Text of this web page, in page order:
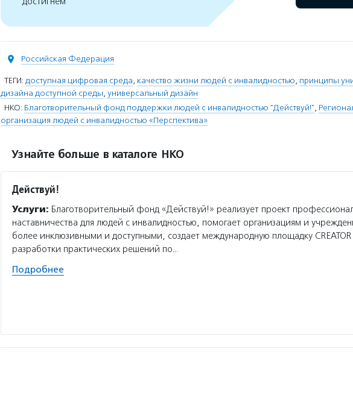
Российская Федерация
ТЕГИ: доступная цифровая среда, качество жизни людей с инвалидностью, принципы
дизайна доступной среды, универсальный дизайн
НКО: Благотворительный фонд поддержки людей с инвалидностью "Действуй!",
организация людей с инвалидностью «Перспектива»
Узнайте больше в каталоге НКО
Действуй!
Услуги: Благотворительный фонд «Действуй!» реализует проект
наставничества для людей с инвалидностью, помогает организациям и
более инклюзивными и доступными, создает международную площадку
разработки практических решений по…
Подробнее